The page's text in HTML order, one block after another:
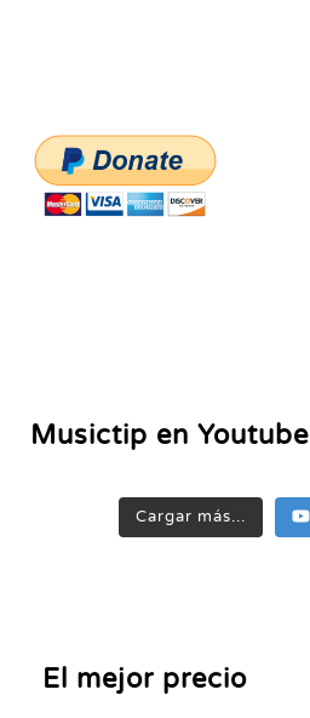
Musictip en Youtube
Cargar más...
El mejor precio